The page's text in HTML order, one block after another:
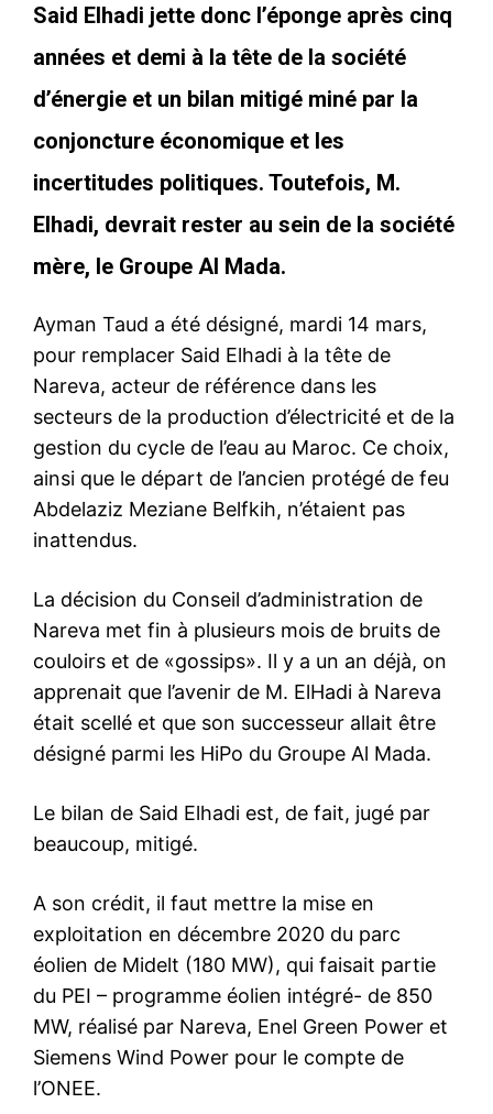
Said Elhadi jette donc l’éponge après cinq
années et demi à la tête de la société
d’énergie et un bilan mitigé miné par la
conjoncture économique et les
incertitudes politiques. Toutefois, M.
Elhadi, devrait rester au sein de la société
mère, le Groupe Al Mada.
Ayman Taud a été désigné, mardi 14 mars,
pour remplacer Said Elhadi à la tête de
Nareva, acteur de référence dans les
secteurs de la production d’électricité et de la
gestion du cycle de l’eau au Maroc. Ce choix,
ainsi que le départ de l’ancien protégé de feu
Abdelaziz Meziane Belfkih, n’étaient pas
inattendus.
La décision du Conseil d’administration de
Nareva met fin à plusieurs mois de bruits de
couloirs et de «gossips». Il y a un an déjà, on
apprenait que l’avenir de M. ElHadi à Nareva
était scellé et que son successeur allait être
désigné parmi les HiPo du Groupe Al Mada.
Le bilan de Said Elhadi est, de fait, jugé par
beaucoup, mitigé.
A son crédit, il faut mettre la mise en
exploitation en décembre 2020 du parc
éolien de Midelt (180 MW), qui faisait partie
du PEI – programme éolien intégré- de 850
MW, réalisé par Nareva, Enel Green Power et
Siemens Wind Power pour le compte de
l’ONEE.